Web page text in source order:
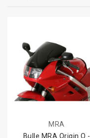
MRA
Bulle MRA Origin O -